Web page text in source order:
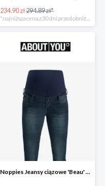
234.90 zł294.89 zł*
Noppies Jeansy ciązowe 'Beau' -51%